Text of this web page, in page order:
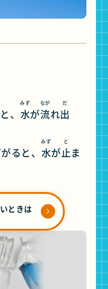
、 水
みず
が流
なが
れ出
だ
がると、 水
みず
が止
と
ま
ときは